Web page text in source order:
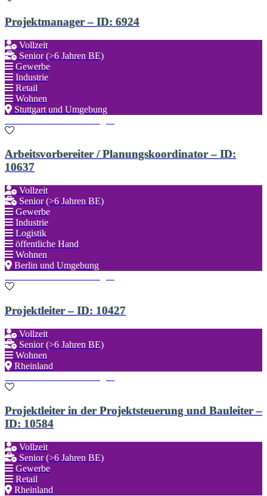
Projektmanager – ID: 6924
Vollzeit
Senior (>6 Jahren BE)
Gewerbe
Industrie
Retail
Wohnen
Stuttgart und Umgebung
Arbeitsvorbereiter / Planungskoordinator – ID:
10637
Vollzeit
Senior (>6 Jahren BE)
Gewerbe
Industrie
Logistik
öffentliche Hand
Wohnen
Berlin und Umgebung
Projektleiter – ID: 10427
Vollzeit
Senior (>6 Jahren BE)
Wohnen
Rheinland
Projektleiter in der Projektsteuerung und Bauleiter –
ID: 10584
Vollzeit
Senior (>6 Jahren BE)
Gewerbe
Retail
Rheinland